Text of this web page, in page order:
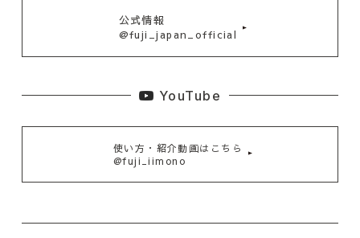
公式情報
@fuji_japan_official
YouTube
使い方・紹介動画はこちら
@fuji_iimono